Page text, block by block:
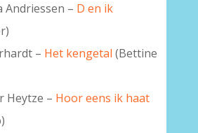
Andriessen – D en ik
– Het kengetal (Bettine
Heytze – Hoor eens ik haat